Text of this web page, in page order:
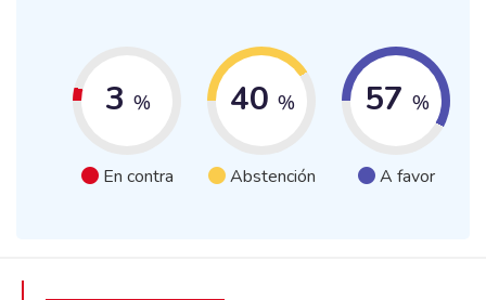
3 %
En contra
40 %
Abstención
57 %
A favor